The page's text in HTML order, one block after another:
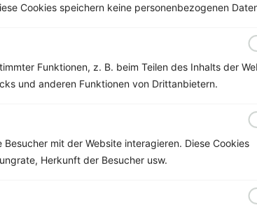
Cookies speichern keine personenbezogenen
Funktionen, z. B. beim Teilen des Inhalts der
und anderen Funktionen von Drittanbietern.
mit der Website interagieren. Diese Cookies
Herkunft der Besucher usw.